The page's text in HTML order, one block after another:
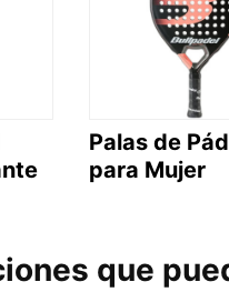
Palas de
para Mujer
que